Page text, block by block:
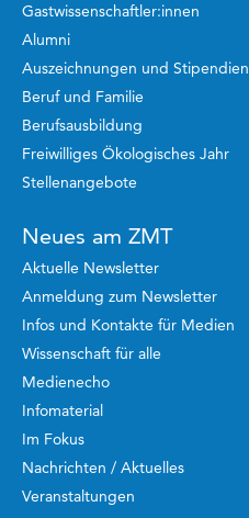
Gastwissenschaftler:innen
Alumni
Auszeichnungen und Stipendien
Beruf und Familie
Berufsausbildung
Freiwilliges Ökologisches Jahr
Stellenangebote
Neues am ZMT
Aktuelle Newsletter
Anmeldung zum Newsletter
Infos und Kontakte für Medien
Wissenschaft für alle
Medienecho
Infomaterial
Im Fokus
Nachrichten / Aktuelles
Veranstaltungen